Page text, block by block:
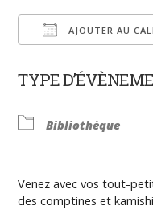
AJOUTER AU
TYPE
Bibliothèque
Venez avec vos tout-
des comptines et